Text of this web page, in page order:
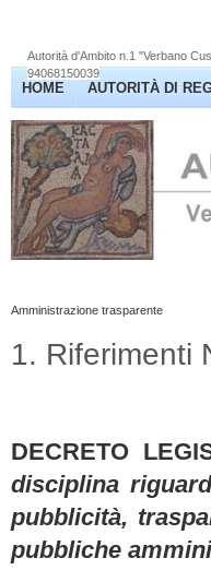
HOME AUTORITÀ DI
Autorità d'Ambito n.1 "Verbano
94068150039
Amministrazione trasparente
1. Riferimenti
DECRETO
disciplina
pubblicità,
pubbliche